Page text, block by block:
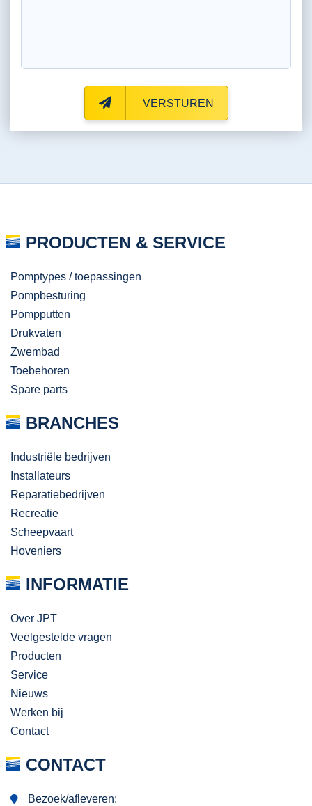
VERSTUREN
PRODUCTEN & SERVICE
Pomptypes / toepassingen
Pompbesturing
Pompputten
Drukvaten
Zwembad
Toebehoren
Spare parts
BRANCHES
Industriële bedrijven
Installateurs
Reparatiebedrijven
Recreatie
Scheepvaart
Hoveniers
INFORMATIE
Over JPT
Veelgestelde vragen
Producten
Service
Nieuws
Werken bij
Contact
CONTACT
Bezoek/afleveren: